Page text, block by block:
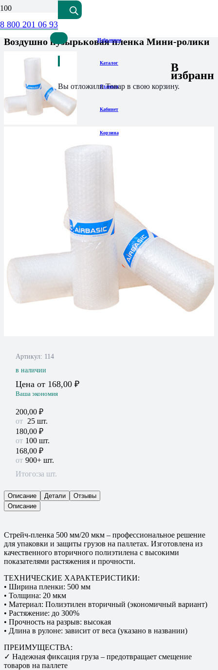
8 800 201 06 93
Вы отложилиТовар в свою корзину.
Избранное
Каталог
Главная
Кабинет
Корзина
1 отзыв клиента
Воздушно пузырьковая пленка Мини-ролики
В
Артикул: 114
в наличии
Цена от 168,00 ₽
Ваша экономия
200,00 ₽
25 шт.
180,00 ₽
100 шт.
168,00 ₽
900+ шт.
Итого:за шт.
Описание Детали
Отзывы
Описание
Стрейч-пленка 500 мм/20 мкм – профессиональное решение
для упаковки и защиты грузов на паллетах. Изготовлена из
качественного вторичного полиэтилена с высокими
показателями растяжения и прочности.
ТЕХНИЧЕСКИЕ ХАРАКТЕРИСТИКИ:
• Ширина пленки: 500 мм
• Толщина: 20 мкм
• Материал: Полиэтилен вторичный (экономичный вариант)
• Растяжение: до 300%
• Прочность на разрыв: высокая
• Длина в рулоне: зависит от веса (указано в названии)
ПРЕИМУЩЕСТВА:
✓ Надежная фиксация груза – предотвращает смещение
товаров на паллете